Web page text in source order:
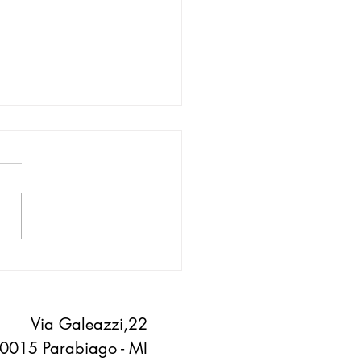
Via Galeazzi,22
Parabiago - MI